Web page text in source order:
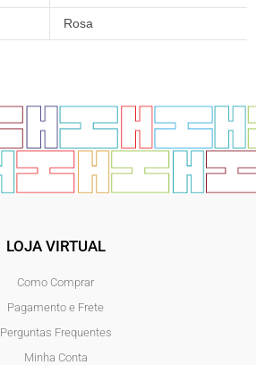
Rosa
LOJA VIRTUAL
Como Comprar
Pagamento e Frete
Perguntas Frequentes
Minha Conta